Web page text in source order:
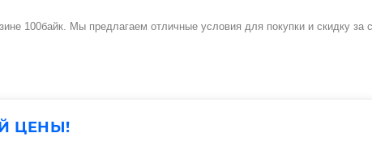
100байк. Мы предлагаем отличные условия для покупки и скидку
ЦЕНЫ!